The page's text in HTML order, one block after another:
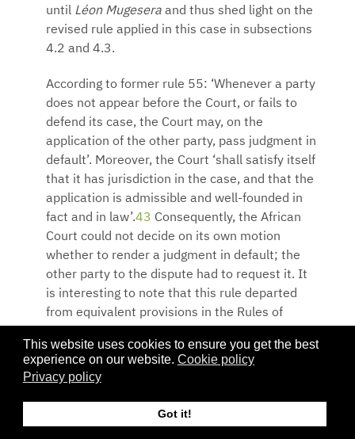
This website uses cookies to ensure you get the best
experience on our website. Cookie policy
Privacy policy
Got it!
until Léon Mugesera and thus shed light on the
revised rule applied in this case in subsections
4.2 and 4.3.
According to former rule 55: ‘Whenever a party
does not appear before the Court, or fails to
defend its case, the Court may, on the
application of the other party, pass judgment in
default’. Moreover, the Court ‘shall satisfy itself
that it has jurisdiction in the case, and that the
application is admissible and well-founded in
fact and in law’.43 Consequently, the African
Court could not decide on its own motion
whether to render a judgment in default; the
other party to the dispute had to request it. It
is interesting to note that this rule departed
from equivalent provisions in the Rules of
human rights courts, the ECtHR and the
IACtHR. In particular, the ECtHR and IACtHR
their own motion, without a request from the
other party.44